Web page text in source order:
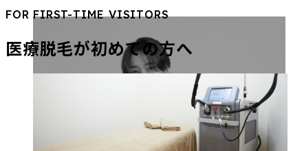
FOR FIRST-TIME VISITORS
医療脱毛が初めての方へ